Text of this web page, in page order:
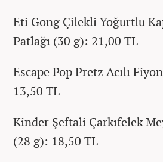
Eti Gong Çilekli Yoğurtlu
Patlağı (30 g): 21,00 TL
Escape Pop Pretz Acılı
13,50 TL
Kinder Şeftali Çarkıfelek
(28 g): 18,50 TL